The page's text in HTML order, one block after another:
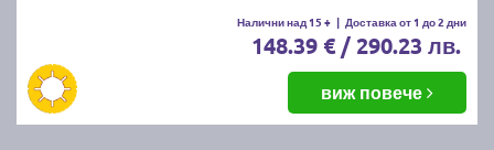
Летните гуми се считат за износени, когато
дълбочината на протектора падне под 1.6 мм.
Въпреки това, за по-добро сцепление и
безопасност се препоръчва смяната им при
дълбочина под 3 мм.
Налични над 15 + | Доставка от 1 до 2 дни
148.39 € / 290.23 лв.
виж повече